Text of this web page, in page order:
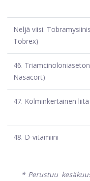
Neljä viisi.
Tobrex)
46.
Nasacort)
47. Kolminkertainen
48. D-vitamiini
* Perustuu